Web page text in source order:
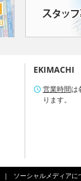
EKIMACHI
営業時間は
ります。
ソーシャルメディアに